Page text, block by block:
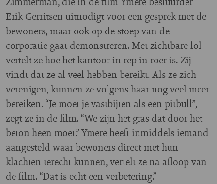
Erik Gerritsen uitnodigt voor een gesprek met de
bewoners, maar ook op de stoep van de
corporatie gaat demonstreren. Met zichtbare lol
vertelt ze hoe het kantoor in rep in roer is. Zij
vindt dat ze al veel hebben bereikt. Als ze zich
verenigen, kunnen ze volgens haar nog veel meer
bereiken. “Je moet je vastbijten als een pitbull”,
zegt ze in de film. “We zijn het gras dat door het
beton heen moet.” Ymere heeft inmiddels iemand
aangesteld waar bewoners direct met hun
klachten terecht kunnen, vertelt ze na afloop van
de film. “Dat is echt een verbetering.”